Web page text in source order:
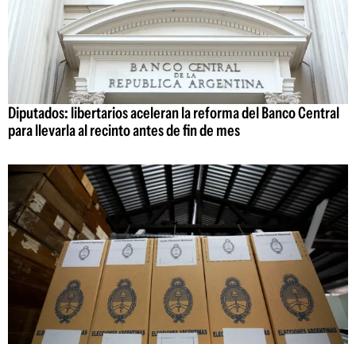
Diputados: libertarios aceleran la reforma del Banco Central
para llevarla al recinto antes de fin de mes